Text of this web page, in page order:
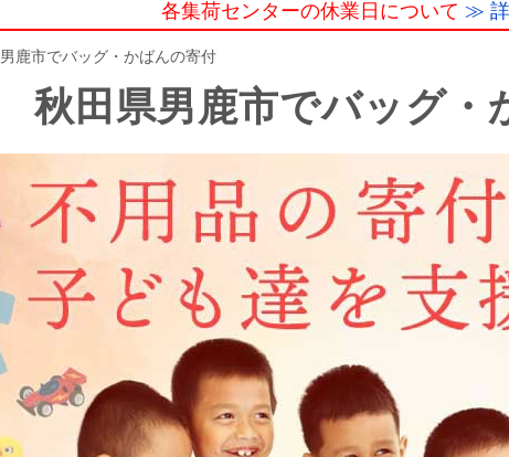
各集荷センターの休業日について ≫ 詳
男鹿市でバッグ・かばんの寄付
秋田県男鹿市でバッグ・